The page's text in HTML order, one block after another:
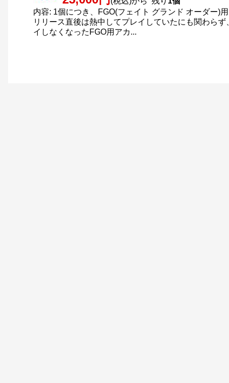
内容: 1個につき、FGO(フェイト グランド オーダー)
リリース直後は熱中してプレイしていたにも関わら
イしなくなったFGO用アカ...